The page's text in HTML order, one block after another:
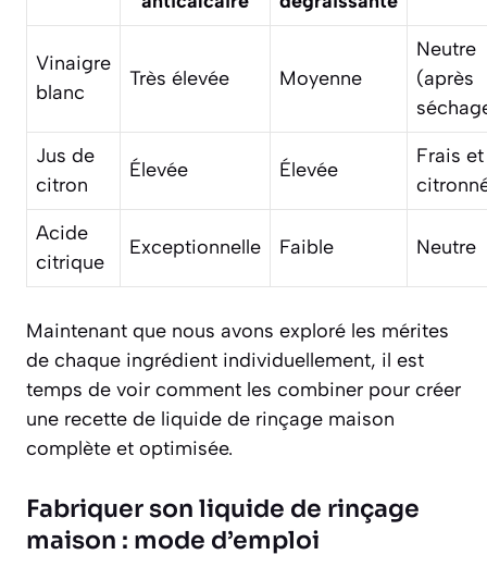
Vinaigre
blanc
Très élevée Moyenne
Neutre
(après
Jus de
citron
Élevée Élevée
Frais et
Acide
citrique
Exceptionnelle Faible Neutre
Maintenant que nous avons exploré les mérites
de chaque ingrédient individuellement, il est
temps de voir comment les combiner pour créer
une recette de liquide de rinçage maison
complète et optimisée.
Fabriquer son liquide de rinçage
maison : mode d’emploi